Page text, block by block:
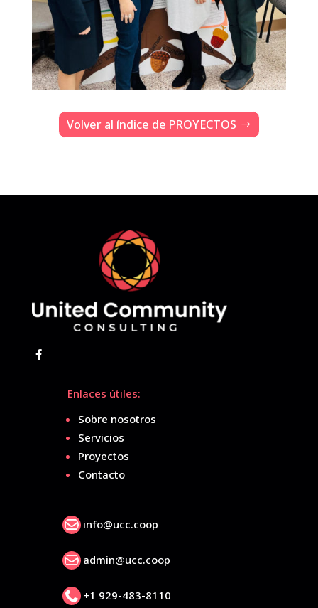
Volver al índice de PROYECTOS
Enlaces útiles:
Sobre nosotros
Servicios
Proyectos
Contacto
 info@ucc.coop
 admin@ucc.coop
 +1 929-483-8110